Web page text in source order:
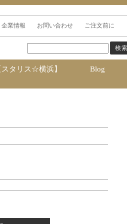
企業情報 お問い合わせ ご注文前に
タリス☆横浜】 Blog